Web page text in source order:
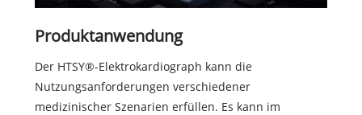
Produktanwendung
Der HTSY®-Elektrokardiograph kann die
Nutzungsanforderungen verschiedener
medizinischer Szenarien erfüllen. Es kann im